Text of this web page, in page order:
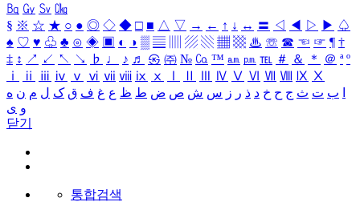
㏃ ㏉ ㏜ ㏆
§ ※ ☆ ★ ○ ● ◎ ◇ ◆ □ ■ △ ▽ → ← ↑ ↓ ↔ 〓 ◁ ◀ ▷ ▶ ♤
♠ ♡ ♥ ♧ ♣ ⊙ ◈ ▣ ◐ ◑ ▒ ▤ ▨ ▧ ▦ ▩ ♨ ☏ ☎ ☜ ☞ ¶ †
‡ ↕ ↗ ↙ ↖ ↘ ♭ ♩ ♪ ♬ ㉿ ㈜ № ㏇ ™ ㏂ ㏘ ℡ ＃ ＆ ＊ ＠ ª º
ⅰ
ⅱ ⅲ ⅳ ⅴ ⅵ ⅶ ⅷ ⅸ ⅹ Ⅳ Ⅴ Ⅵ Ⅶ Ⅷ Ⅸ Ⅹ
ب ت ث ج ح خ د ذ ر ز س ش ص ض ط ظ ع غ ف ق ک ل م ن ه
و ی
닫기
통합검색